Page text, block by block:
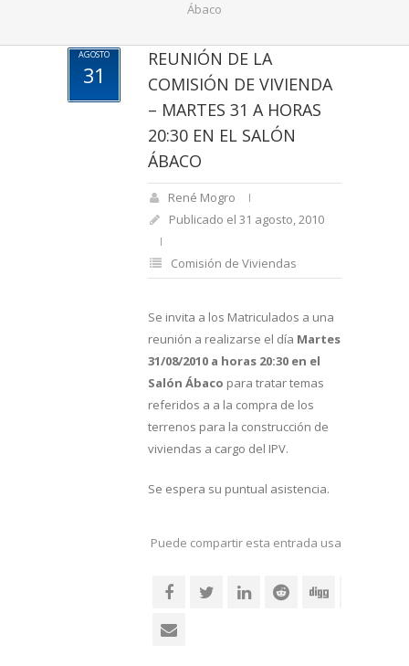
Ábaco
AGOSTO
31
REUNIÓN DE LA
COMISIÓN DE VIVIENDA
– MARTES 31 A HORAS
20:30 EN EL SALÓN
ÁBACO
René Mogro
Publicado el 31 agosto, 2010
Comisión de Viviendas
Se invita a los Matriculados a una
reunión a realizarse el día Martes
31/08/2010 a horas 20:30 en el
Salón Ábaco para tratar temas
referidos a a la compra de los
terrenos para la construcción de
viviendas a cargo del IPV.
Se espera su puntual asistencia.
Puede compartir esta entrada usando sus